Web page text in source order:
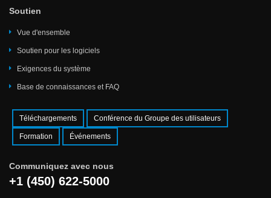
Soutien
Vue d'ensemble
Soutien pour les logiciels
Exigences du système
Base de connaissances et FAQ
Téléchargements Conférence du Groupe des utilisateurs
Formation Événements
Communiquez avec nous
+1 (450) 622-5000